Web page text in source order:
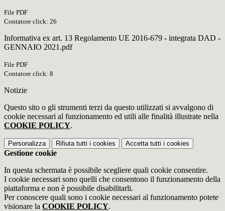
File PDF
Contatore click: 26
Informativa ex art. 13 Regolamento UE 2016-679 - integrata DAD -
GENNAIO 2021.pdf
File PDF
Contatore click: 8
Notizie
Questo sito o gli strumenti terzi da questo utilizzati si avvalgono di
cookie necessari al funzionamento ed utili alle finalità illustrate nella
COOKIE POLICY.
Personalizza Rifiuta tutti i cookies Accetta tutti i cookies
Gestione cookie
In questa schermata è possibile scegliere quali cookie consentire.
I cookie necessari sono quelli che consentono il funzionamento della
piattaforma e non è possibile disabilitarli.
Per conoscere quali sono i cookie necessari al funzionamento potete
visionare la COOKIE POLICY.